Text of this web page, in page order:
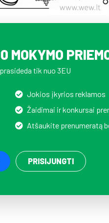
tik nuo 3EU
Jokios įkyrios reklamos
Žaidimai ir konkursai
Atšaukite prenumeratą
PRISIJUNGTI